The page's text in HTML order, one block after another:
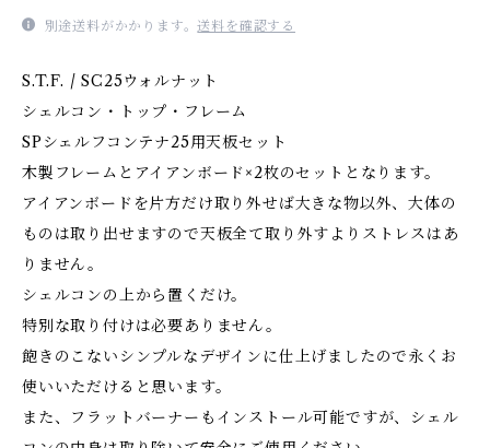
別途送料がかかります。送料を確認する
S.T.F. / SC25ウォルナット
シェルコン・トップ・フレーム
SPシェルフコンテナ25用天板セット
木製フレームとアイアンボード×2枚のセットとなります。
アイアンボードを片方だけ取り外せば大きな物以外、大体の
ものは取り出せますので天板全て取り外すよりストレスはあ
りません。
シェルコンの上から置くだけ。
特別な取り付けは必要ありません。
飽きのこないシンプルなデザインに仕上げましたので永くお
使いいただけると思います。
また、フラットバーナーもインストール可能ですが、シェル